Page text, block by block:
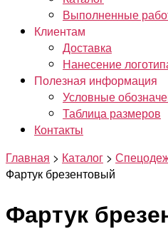
Выполненные
Клиентам
Доставка
Нанесение
Полезная информация
Условные
Таблица размеров
Контакты
Главная > Каталог >
Фартук брезентовый
Фартук